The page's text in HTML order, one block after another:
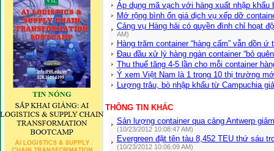
Áp dụng mã vạch với hàng xuất nhập khẩu
Mở rộng bình ổn giá dịch vụ xếp dỡ
Cảng vụ Hàng hải có quyền đình chỉ hoạt
AM)
Hàng trăm container “hàng cấm” vẫn dồn
Đau đầu xử lý hàng ngàn container “bỏ
Thu thuế tăng 4-5 lần cho mỗi container
Ý xem Việt Nam là 1 trong 10 thị trường
Lượng trâu, bò nhập khẩu từ Campuchia
THÔNG TIN KHÁC
Sản lượng container qua cảng Antwerp
(10/23/2012 10:08:47 AM)
Evergreen đặt tên tàu 8,452 TEU thứ sáu
(10/23/2012 10:06:09 AM)